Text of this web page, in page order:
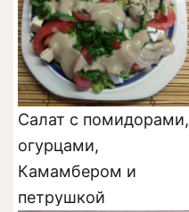
Салат с помидорами,
огурцами,
Камамбером и
петрушкой